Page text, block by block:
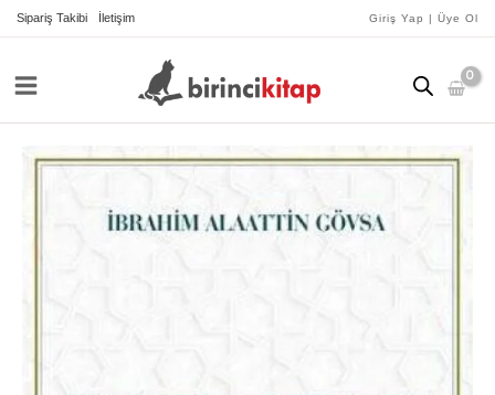
İçeriğe
Sipariş Takibi İletişim Giriş Yap | Üye Ol
Sabatay